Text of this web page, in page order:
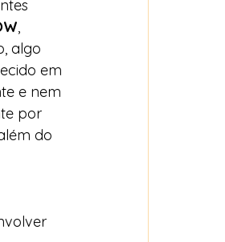
,
algo
em
e nem
por
do